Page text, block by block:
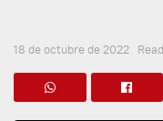
18 de octubre de 2022